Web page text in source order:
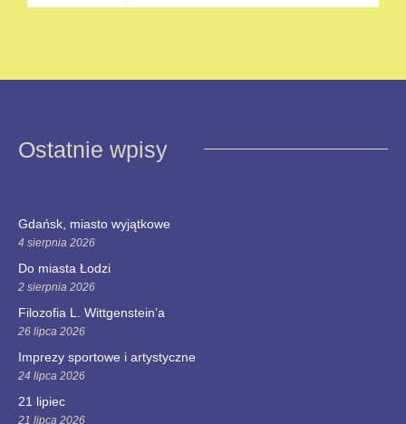
Ostatnie wpisy
Gdańsk, miasto wyjątkowe
4 sierpnia 2026
Do miasta Łodzi
2 sierpnia 2026
Filozofia L. Wittgenstein’a
26 lipca 2026
Imprezy sportowe i artystyczne
24 lipca 2026
21 lipiec
21 lipca 2026